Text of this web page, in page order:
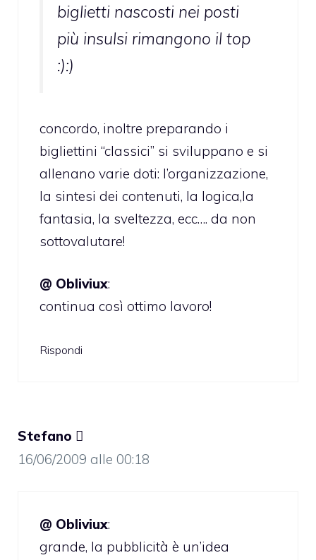
biglietti nascosti nei posti
più insulsi rimangono il top
:):)
concordo, inoltre preparando i
bigliettini “classici” si sviluppano e si
allenano varie doti: l’organizzazione,
la sintesi dei contenuti, la logica,la
fantasia, la sveltezza, ecc…. da non
sottovalutare!
@ Obliviux:
continua così ottimo lavoro!
Rispondi
Stefano 
16/06/2009 alle 00:18
@ Obliviux:
grande, la pubblicità è un’idea